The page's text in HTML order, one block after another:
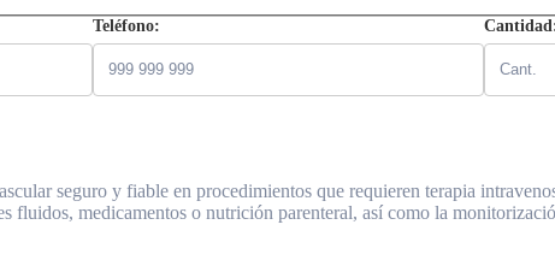
Teléfono:
seguro y fiable en procedimientos que requieren terapia
medicamentos o nutrición parenteral, así como la